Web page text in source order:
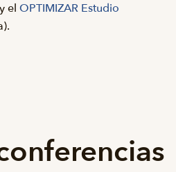
el OPTIMIZAR Estudio